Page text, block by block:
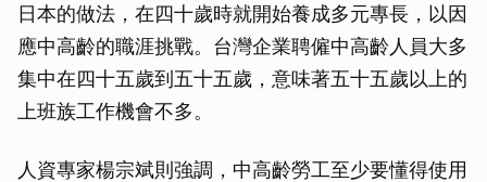
日本的做法，在四十歲時就開始養成多元專長，以因
應中高齡的職涯挑戰。台灣企業聘僱中高齡人員大多
集中在四十五歲到五十五歲，意味著五十五歲以上的
上班族工作機會不多。
人資專家楊宗斌則強調，中高齡勞工至少要懂得使用